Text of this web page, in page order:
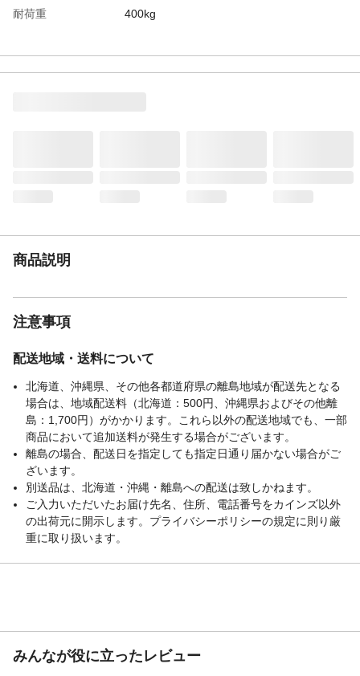
耐荷重
400kg
商品説明
注意事項
配送地域・送料について
北海道、沖縄県、その他各都道府県の離島地域が配送先となる
場合は、地域配送料（北海道：500円、沖縄県およびその他離
島：1,700円）がかかります。これら以外の配送地域でも、一部
商品において追加送料が発生する場合がございます。
離島の場合、配送日を指定しても指定日通り届かない場合がご
ざいます。
別送品は、北海道・沖縄・離島への配送は致しかねます。
ご入力いただいたお届け先名、住所、電話番号をカインズ以外
の出荷元に開示します。プライバシーポリシーの規定に則り厳
重に取り扱います。
みんなが役に立ったレビュー